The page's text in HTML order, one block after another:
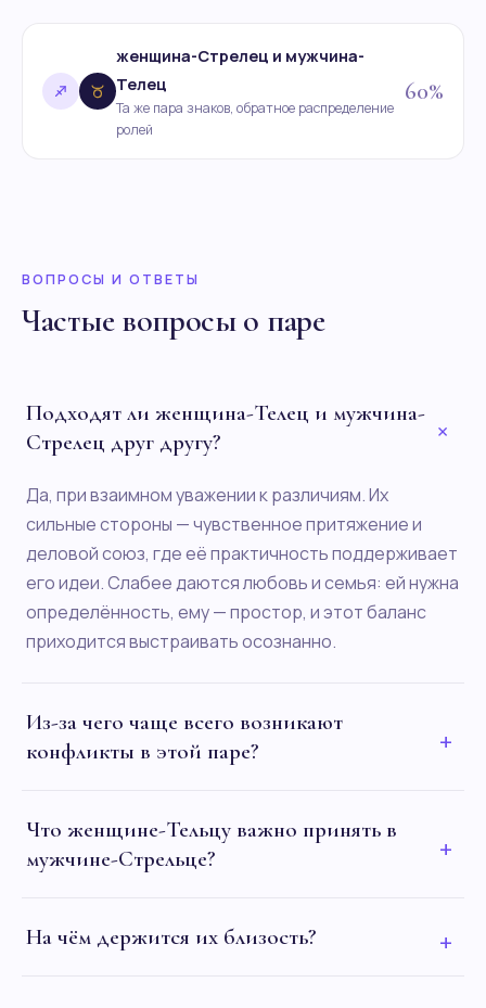
женщина-Стрелец и мужчина-
Телец
Та же пара знаков, обратное распределение
ролей
60%
ВОПРОСЫ И ОТВЕТЫ
Частые вопросы о паре
Подходят ли женщина-Телец и мужчина-
Стрелец друг другу?
+
Да, при взаимном уважении к различиям. Их
сильные стороны — чувственное притяжение и
деловой союз, где её практичность поддерживает
его идеи. Слабее даются любовь и семья: ей нужна
определённость, ему — простор, и этот баланс
приходится выстраивать осознанно.
Из-за чего чаще всего возникают
конфликты в этой паре?
+
Что женщине-Тельцу важно принять в
мужчине-Стрельце?
+
На чём держится их близость? +